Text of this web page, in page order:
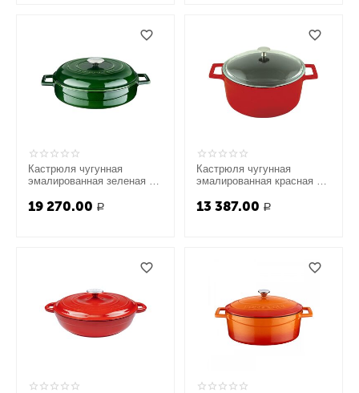
Кастрюля чугунная
эмалированная зеленая с
19 270.00 Р
Кастрюля чугунная
эмалированная красная со
см, LAVA
13 387.00 Р